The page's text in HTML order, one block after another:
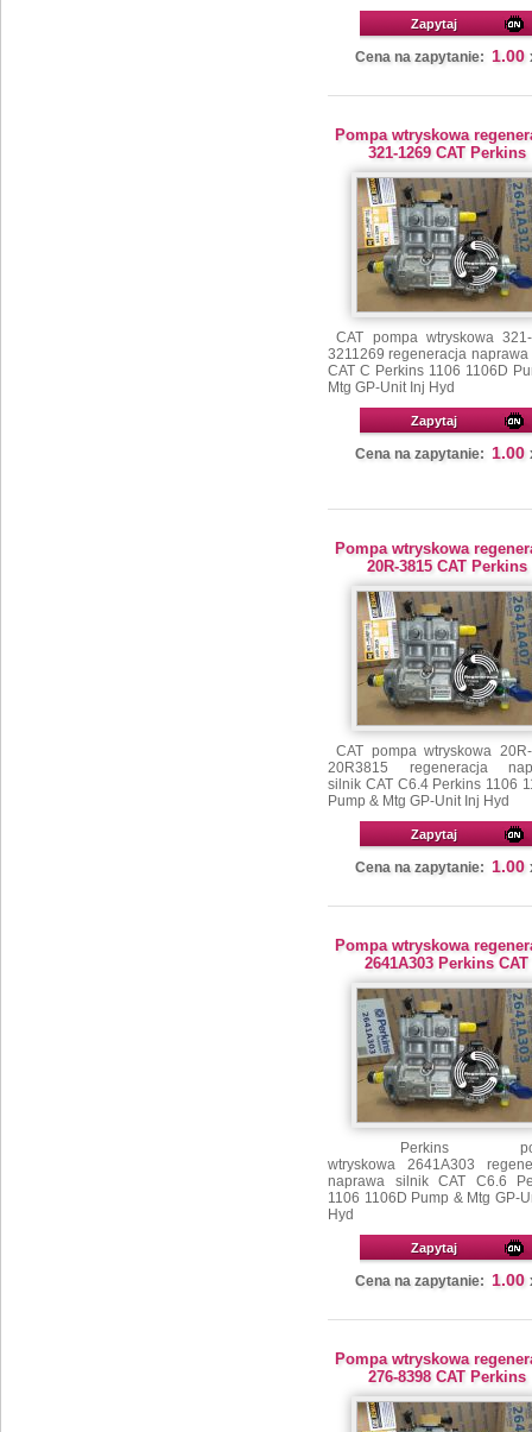
Zapytaj
Cena na zapytanie: 1.00
Pompa wtryskowa
321-1269 CAT Perkins
CAT pompa wtryskowa
3211269 regeneracja naprawa
CAT C Perkins 1106 1106D
Mtg GP-Unit Inj Hyd
Zapytaj
Cena na zapytanie: 1.00
Pompa wtryskowa
20R-3815 CAT Perkins
CAT pompa wtryskowa
20R3815 regeneracja
silnik CAT C6.4 Perkins 1106
Pump & Mtg GP-Unit Inj Hyd
Zapytaj
Cena na zapytanie: 1.00
Pompa wtryskowa
2641A303 Perkins CAT
Perkins
wtryskowa 2641A303
naprawa silnik CAT C6.6
1106 1106D Pump & Mtg GP-
Hyd
Zapytaj
Cena na zapytanie: 1.00
Pompa wtryskowa
276-8398 CAT Perkins